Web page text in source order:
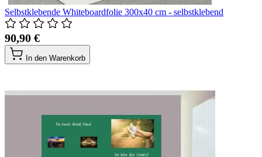
Selbstklebende Whiteboardfolie 300x40 cm - selbstklebend
90,90 €
In den Warenkorb